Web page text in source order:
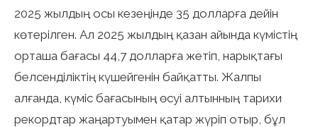
2025 жылдың осы кезеңінде 35 долларға дейін
көтерілген. Ал 2025 жылдың қазан айында күмістің
орташа бағасы 44,7 долларға жетіп, нарықтағы
белсенділіктің күшейгенін байқатты. Жалпы
алғанда, күміс бағасының өсуі алтынның тарихи
рекордтар жаңартуымен қатар жүріп отыр, бұл